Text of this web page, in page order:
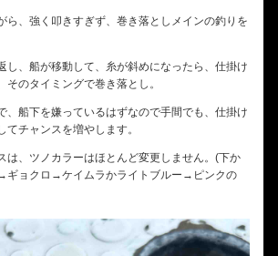
ら、強く叩きすぎず、巻き落としメインの釣りを
し、船が移動して、糸が斜めになったら、仕掛け
そのタイミングで巻き落とし。
、船下を嫌っているはずなので手間でも、仕掛け
てチャンスを増やします。
は、ツノカラーはほとんど変更しません。(下か
ギョクロ→ケイムラかライトブルー→ピンクの